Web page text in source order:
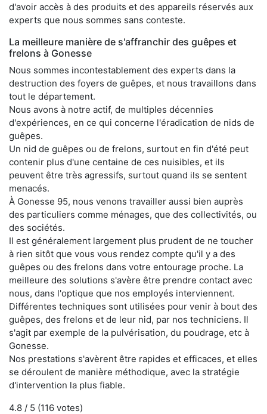
d'avoir accès à des produits et des appareils réservés aux
experts que nous sommes sans conteste.
La meilleure manière de s'affranchir des guêpes et
frelons à Gonesse
Nous sommes incontestablement des experts dans la
destruction des foyers de guêpes, et nous travaillons dans
tout le département.
Nous avons à notre actif, de multiples décennies
d'expériences, en ce qui concerne l'éradication de nids de
guêpes.
Un nid de guêpes ou de frelons, surtout en fin d'été peut
contenir plus d'une centaine de ces nuisibles, et ils
peuvent être très agressifs, surtout quand ils se sentent
menacés.
À Gonesse 95, nous venons travailler aussi bien auprès
des particuliers comme ménages, que des collectivités, ou
des sociétés.
Il est généralement largement plus prudent de ne toucher
à rien sitôt que vous vous rendez compte qu'il y a des
guêpes ou des frelons dans votre entourage proche. La
meilleure des solutions s'avère être prendre contact avec
nous, dans l'optique que nos employés interviennent.
Différentes techniques sont utilisées pour venir à bout des
guêpes, des frelons et de leur nid, par nos techniciens. Il
s'agit par exemple de la pulvérisation, du poudrage, etc à
Gonesse.
Nos prestations s'avèrent être rapides et efficaces, et elles
se déroulent de manière méthodique, avec la stratégie
d'intervention la plus fiable.
4.8 / 5 (116 votes)